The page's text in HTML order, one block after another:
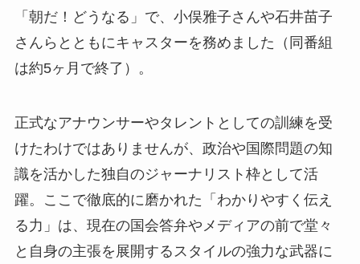
「朝だ！どうなる」で、小俣雅子さんや石井苗子
さんらとともにキャスターを務めました（同番組
は約5ヶ月で終了）。
正式なアナウンサーやタレントとしての訓練を受
けたわけではありませんが、政治や国際問題の知
識を活かした独自のジャーナリスト枠として活
躍。ここで徹底的に磨かれた「わかりやすく伝え
る力」は、現在の国会答弁やメディアの前で堂々
と自身の主張を展開するスタイルの強力な武器に